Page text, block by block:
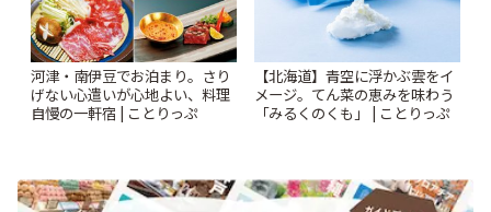
河津・南伊豆でお泊まり。さり
げない心遣いが心地よい、料理
自慢の一軒宿 | ことりっぷ
【北海道】青空に浮かぶ雲をイ
メージ。てん菜の恵みを味わう
「みるくのくも」 | ことりっぷ